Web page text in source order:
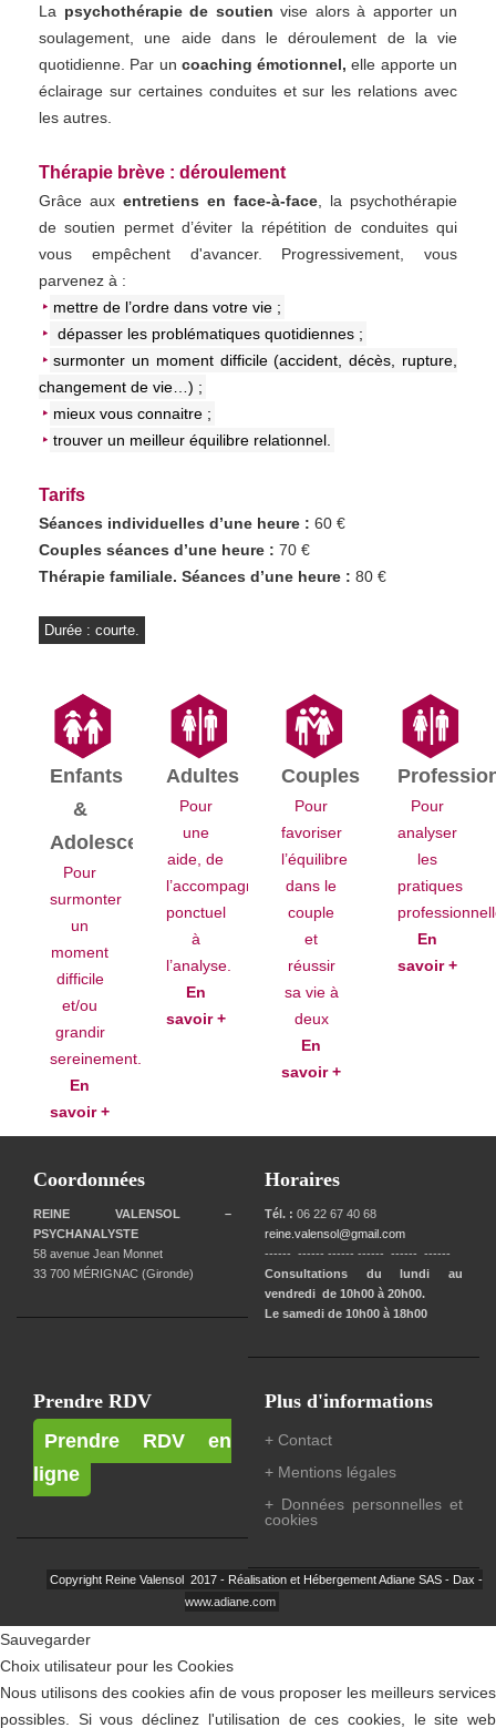
La psychothérapie de soutien vise alors à apporter un
soulagement, une aide dans le déroulement de la vie
quotidienne. Par un coaching émotionnel, elle apporte un
éclairage sur certaines conduites et sur les relations avec
les autres.
Thérapie brève : déroulement
Grâce aux entretiens en face-à-face , la psychothérapie
de soutien permet d’éviter la répétition de conduites qui
vous empêchent d'avancer. Progressivement, vous
parvenez à :
mettre de l’ordre dans votre vie ;
dépasser les problématiques quotidiennes ;
surmonter un moment difficile (accident, décès, rupture,
changement de vie…) ;
mieux vous connaitre ;
trouver un meilleur équilibre relationnel.
Tarifs
Séances individuelles d’une heure : 60 €
Couples séances d’une heure : 70 €
Thérapie familiale. Séances d’une heure : 80 €
Durée : courte.
Enfants
&
Adolescents
Pour
surmonter
un
moment
difficile
et/ou
grandir
sereinement.
En
savoir +
Adultes
Pour
une
aide, de
l’accompagnement
ponctuel
à
l’analyse.
En
savoir +
Couples
Pour
favoriser
l’équilibre
dans le
couple
et
réussir
sa vie à
deux
En
savoir +
Pour
analyser
les
pratiques
En
savoir +
Coordonnées
REINE VALENSOL –
PSYCHANALYSTE
58 avenue Jean Monnet
33 700 MÉRIGNAC (Gironde)
Horaires
Tél. : 06 22 67 40 68
reine.valensol@gmail.com
------ ------ ------ ------ ------ ------
Consultations du lundi au
vendredi de 10h00 à 20h00.
Le samedi de 10h00 à 18h00
Prendre RDV
Prendre RDV en
ligne
Plus d'informations
+ Contact
+ Mentions légales
+ Données personnelles et
cookies
Copyright Reine Valensol 2017 - Réalisation et Hébergement Adiane SAS - Dax -
www.adiane.com
Sauvegarder
Choix utilisateur pour les Cookies
Nous utilisons des cookies afin de vous proposer les meilleurs services
possibles. Si vous déclinez l'utilisation de ces cookies, le site web